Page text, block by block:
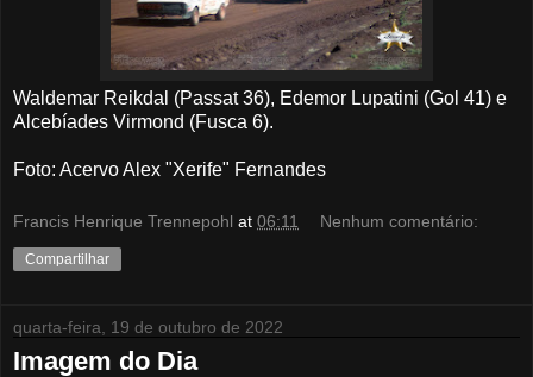
Waldemar Reikdal (Passat 36), Edemor Lupatini (Gol 41) e
Alcebíades Virmond (Fusca 6).
Foto: Acervo Alex "Xerife" Fernandes
Francis Henrique Trennepohl at 06:11 Nenhum comentário:
Compartilhar
quarta-feira, 19 de outubro de 2022
Imagem do Dia